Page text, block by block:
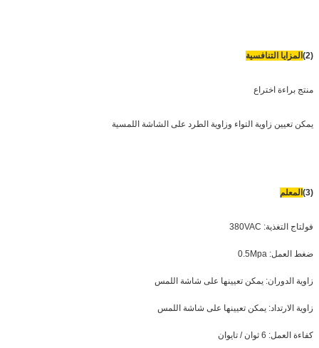
(2) المزايا التنافسية
منتج براءة اختراع
يمكن تعيين زاوية التواء وزاوية الطرد على الشاشة اللمسية
(3) المعلم
فولتاج التغذية: 380VAC
ضغط العمل: 0.5Mpa
زاوية الدوران: يمكن تعيينها على شاشة اللمس
زاوية الارتداد: يمكن تعيينها على شاشة اللمس
كفاءة العمل: 6 ثوان / تايوان